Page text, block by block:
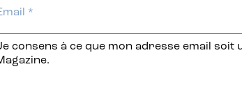
consens à ce que mon adresse email